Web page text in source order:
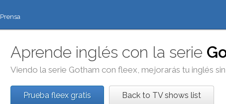
Prensa
Aprende inglés con la serie
Viendo la serie Gotham confleex, mejorarás tu inglés
Prueba fleex gratis Back to TV shows list